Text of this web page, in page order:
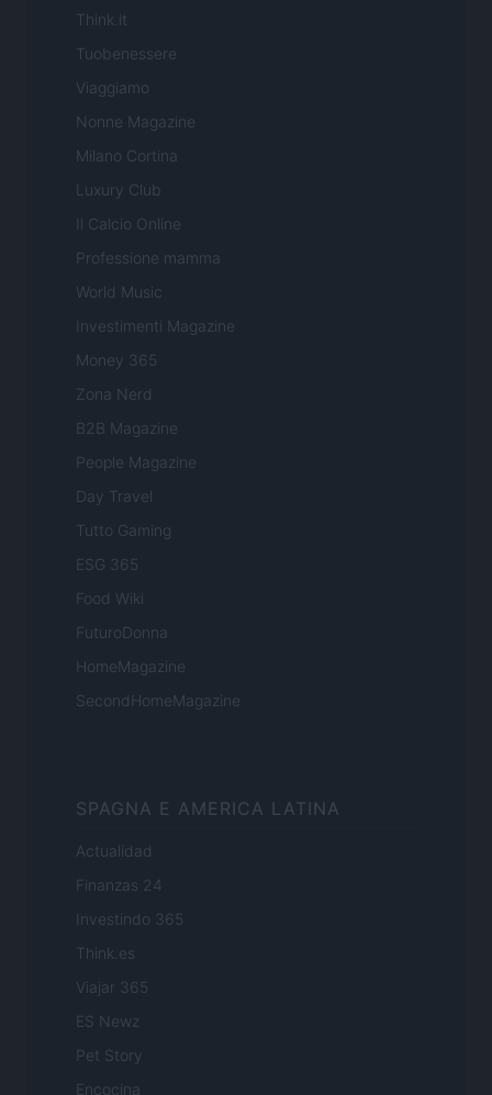
Think.it
Tuobenessere
Viaggiamo
Nonne Magazine
Milano Cortina
Luxury Club
Il Calcio Online
Professione mamma
World Music
Investimenti Magazine
Money 365
Zona Nerd
B2B Magazine
People Magazine
Day Travel
Tutto Gaming
ESG 365
Food Wiki
FuturoDonna
HomeMagazine
SecondHomeMagazine
SPAGNA E AMERICA LATINA
Actualidad
Finanzas 24
Investindo 365
Think.es
Viajar 365
ES Newz
Pet Story
Encocina